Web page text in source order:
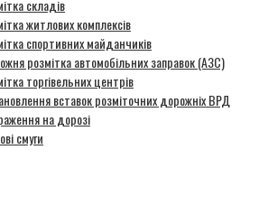
складів
житлових комплексів
спортивних майданчиків
розмітка автомобільних заправок (АЗС)
торгівельних центрів
вставок розміточних дорожніх ВРД
на дорозі
смуги